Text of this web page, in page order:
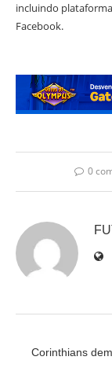
incluindo
Facebook.
0
Corinthians